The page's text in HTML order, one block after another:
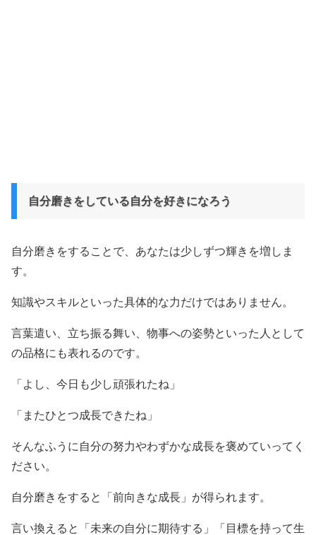
自分磨きをしている自分を好きになろう
自分磨きをすることで、あなたは少しずつ輝きを増しま
す。
知識やスキルといった具体的な力だけではありません。
言葉遣い、立ち振る舞い、物事への姿勢といった人として
の品格にも表れるのです。
「よし、今日も少し頑張れたね」
「またひとつ成長できたね」
そんなふうに自分の努力やわずかな成長を褒めていってく
ださい。
自分磨きをすると「前向きな成長」が得られます。
言い換えると「未来の自分に期待する」「目標を持って生